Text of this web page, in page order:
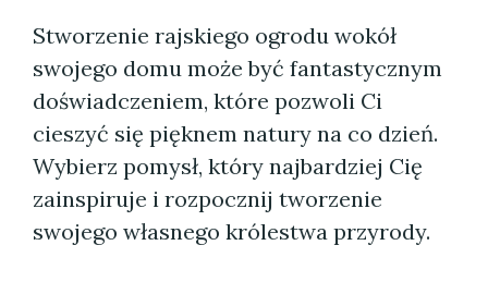
Stworzenie rajskiego ogrodu wokół
swojego domu może być fantastycznym
doświadczeniem, które pozwoli Ci
cieszyć się pięknem natury na co dzień.
Wybierz pomysł, który najbardziej Cię
zainspiruje i rozpocznij tworzenie
swojego własnego królestwa przyrody.